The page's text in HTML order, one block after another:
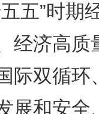
五”时期
经济高质
际双循环
展和安全